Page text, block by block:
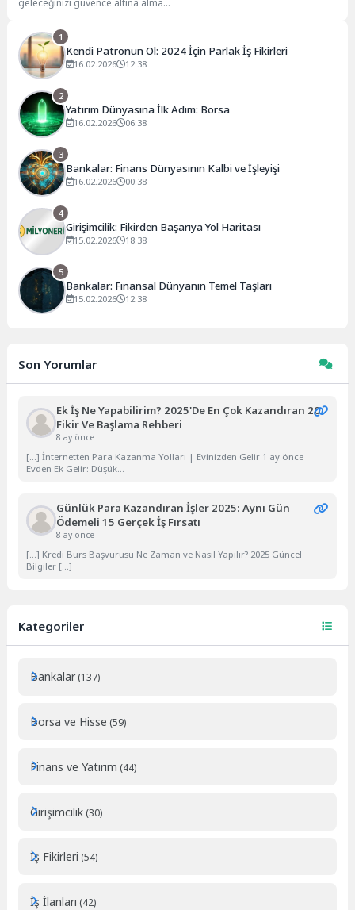
kritik bir öneme...
1
Kendi Patronun Ol: 2024 İçin Parlak İş Fikirleri
16.02.2026 12:38
2
Yatırım Dünyasına İlk Adım: Borsa
16.02.2026 06:38
3
Bankalar: Finans Dünyasının Kalbi ve İşleyişi
16.02.2026 00:38
4
Girişimcilik: Fikirden Başarıya Yol Haritası
15.02.2026 18:38
5
Bankalar: Finansal Dünyanın Temel Taşları
15.02.2026 12:38
Son Yorumlar
Ek İş Ne Yapabilirim? 2025'de En Çok Kazandıran 20
Fikir Ve Başlama Rehberi
8 ay önce
[…] İnternetten Para Kazanma Yolları | Evinizden Gelir 1 ay önce
Evden Ek Gelir: Düşük...
Günlük Para Kazandıran İşler 2025: Aynı Gün
Ödemeli 15 Gerçek İş Fırsatı
8 ay önce
[…] Kredi Burs Başvurusu Ne Zaman ve Nasıl Yapılır? 2025 Güncel
Bilgiler […]
Kategoriler
Bankalar (137)
Borsa ve Hisse (59)
Finans ve Yatırım (44)
Girişimcilik (30)
İş Fikirleri (54)
İş İlanları (42)